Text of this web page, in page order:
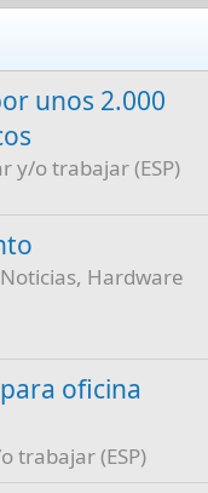
unos 2.000
y/o trabajar (ESP)
Hardware
oficina
trabajar (ESP)